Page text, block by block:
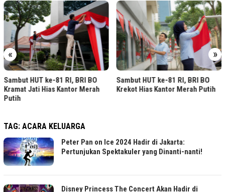
« »
Sambut HUT ke-81 RI, BRI BO
Kramat Jati Hias Kantor Merah
Putih
Sambut HUT ke-81 RI, BRI BO
Krekot Hias Kantor Merah Putih
TAG: ACARA KELUARGA
Peter Pan on Ice 2024 Hadir di Jakarta:
Pertunjukan Spektakuler yang Dinanti-nanti!
Disney Princess The Concert Akan Hadir di